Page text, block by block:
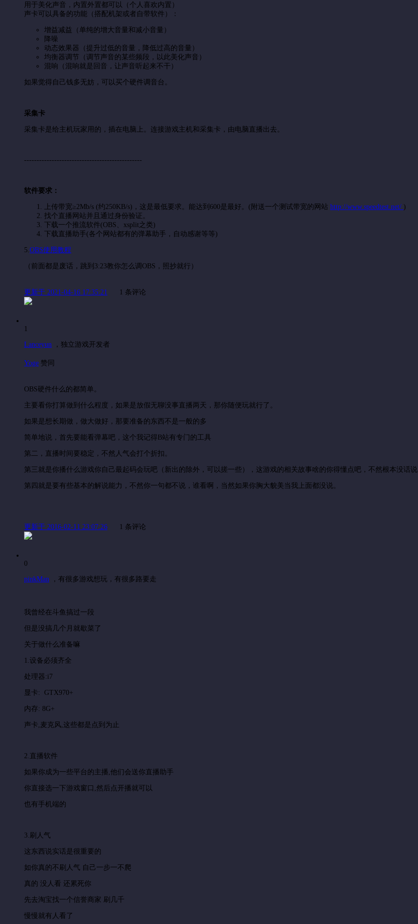
用于美化声音，内置外置都可以（个人喜欢内置）
声卡可以具备的功能（搭配机架或者自带软件）：
增益减益（单纯的增大音量和减小音量）
降噪
动态效果器（提升过低的音量，降低过高的音量）
均衡器调节（调节声音的某些频段，以此美化声音）
混响（混响就是回音，让声音听起来不干）
如果觉得自己钱多无妨，可以买个硬件调音台。
采集卡
采集卡是给主机玩家用的，插在电脑上。连接游戏主机和采集卡，由电脑直播出去。
-----------------------------------------------
软件要求：
上传带宽≥2Mb/s (约250KB/s)，这是最低要求。能达到600是最好。(附送一个测试带宽的网站 http://www.speedtest.net/ )
找个直播网站并且通过身份验证。
下载一个推流软件(OBS、xsplit之类)
下载直播助手(各个网站都有的弹幕助手，自动感谢等等)
5. OBS使用教程
（前面都是废话，跳到3:23教你怎么调OBS，照抄就行）
更新于 2021-04-16 17:35:21 1 条评论
1
Lanceyun ， 独立游戏开发者
Yoge 赞同
OBS硬件什么的都简单。
主要看你打算做到什么程度，如果是放假无聊没事直播两天，那你随便玩就行了。
如果是想长期做，做大做好，那要准备的东西不是一般的多
简单地说，首先要能看弹幕吧，这个我记得B站有专门的工具
第二，直播时间要稳定，不然人气会打个折扣。
第三就是你播什么游戏你自己最起码会玩吧（新出的除外，可以搓一些），这游戏的相关故事啥的你得懂点吧，不然根本没话说
第四就是要有些基本的解说能力，不然你一句都不说，谁看啊，当然如果你胸大貌美当我上面都没说。
更新于 2016-02-11 23:07:26 1 条评论
0
pinkMan ， 有很多游戏想玩，有很多路要走
我曾经在斗鱼搞过一段
但是没搞几个月就歇菜了
关于做什么准备嘛
1.设备必须齐全
处理器:i7
显卡: GTX970+
内存: 8G+
声卡,麦克风,这些都是点到为止
2.直播软件
如果你成为一些平台的主播,他们会送你直播助手
你直接选一下游戏窗口,然后点开播就可以
也有手机端的
3.刷人气
这东西说实话是很重要的
如你真的不刷人气 自己一步一不爬
真的 没人看 还累死你
先去淘宝找一个信誉商家 刷几千
慢慢就有人看了